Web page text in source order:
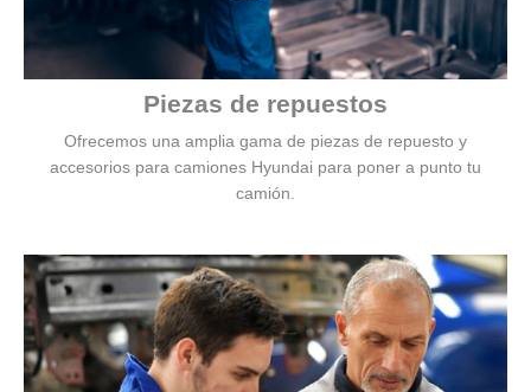
Piezas de repuestos
Ofrecemos una amplia gama de piezas de repuesto y
accesorios para camiones Hyundai para poner a punto tu
camión.